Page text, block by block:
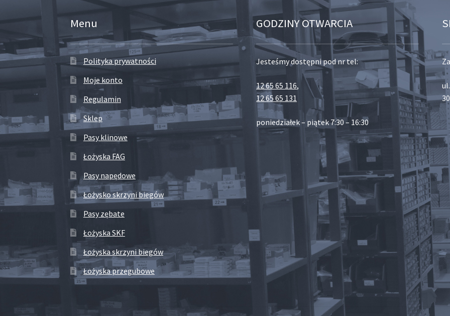
Menu
Polityka prywatności
Moje konto
Regulamin
Sklep
Pasy klinowe
Łożyska FAG
Pasy napędowe
Łożysko skrzyni biegów
Pasy zębate
Łożyska SKF
Łożyska skrzyni biegów
Łożyska przegubowe
GODZINY OTWARCIA
Jesteśmy dostępni pod nr tel:
12 65 65 116,
12 65 65 131
poniedziałek – piątek 7:30 – 16:30